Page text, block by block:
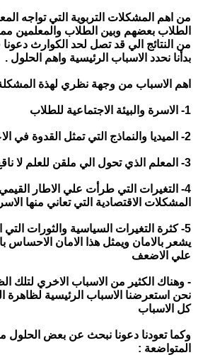
من اهم المشكلات التربوية التي تواجه
الطلاب بعضهم وبين الطلاب والمعلمين
من النتائج الي قد تصل لحد الكوارث
بدأنا نحدد الاسباب الرئيسية واهم الحلول .
اهم الاسباب من وجهة نظري لهذة
1- الاسرة والبيئة الاجتماعية للطلاب
2- الميديا والنماذج التي تمثل القدوة في الاعلام والسنما
3- المعلم الذي تحول الي ملقن للعلم لا ناقع للقيم
4- التغيرات التي طرأت علي الاطار
المشكلات الاقتصادية التي تعاني منها الاسر
5- كثرة التغيرات السياسية والثورات
يشعر بالامان ويمثل هذا الامان الاحساس
علي الاضعف
- وهناك الكثير من الاسباب الاخري لتلك
نحن استعرضنا الاسباب الرئيسية
كل الاسباب
وكما تعودنا دعونا نبحث عن بعض
المتواضعة :